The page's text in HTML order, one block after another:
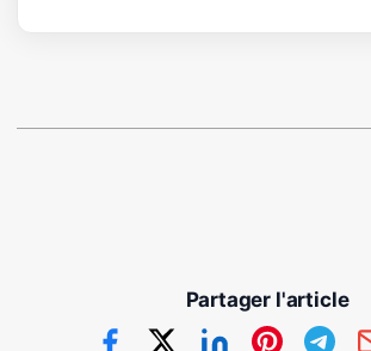
Partager l'article